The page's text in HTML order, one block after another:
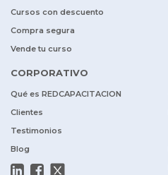
Cursos con descuento
Compra segura
Vende tu curso
CORPORATIVO
Qué es REDCAPACITACION
Clientes
Testimonios
Blog